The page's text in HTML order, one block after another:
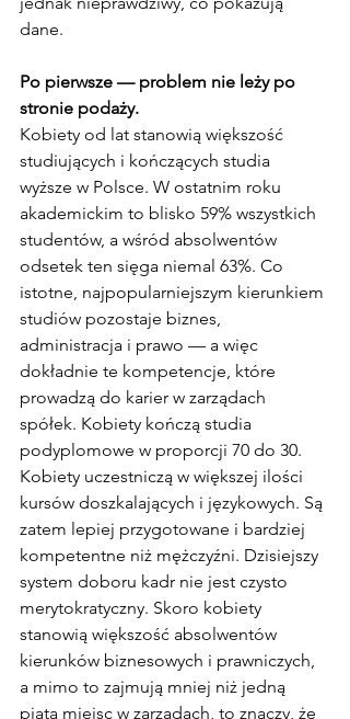
dane.
Po pierwsze — problem nie leży po
stronie podaży.
Kobiety od lat stanowią większość
studiujących i kończących studia
wyższe w Polsce. W ostatnim roku
akademickim to blisko 59% wszystkich
studentów, a wśród absolwentów
odsetek ten sięga niemal 63%. Co
istotne, najpopularniejszym kierunkiem
studiów pozostaje biznes,
administracja i prawo — a więc
dokładnie te kompetencje, które
prowadzą do karier w zarządach
spółek. Kobiety kończą studia
podyplomowe w proporcji 70 do 30.
Kobiety uczestniczą w większej ilości
kursów doszkalających i językowych. Są
zatem lepiej przygotowane i bardziej
kompetentne niż mężczyźni. Dzisiejszy
system doboru kadr nie jest czysto
merytokratyczny. Skoro kobiety
stanowią większość absolwentów
kierunków biznesowych i prawniczych,
a mimo to zajmują mniej niż jedną
piątą miejsc w zarządach, to znaczy, że